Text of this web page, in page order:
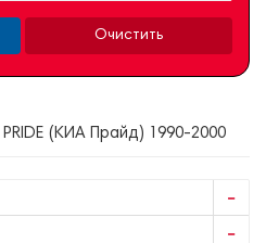
Очистить
(КИА Прайд) 1990-2000